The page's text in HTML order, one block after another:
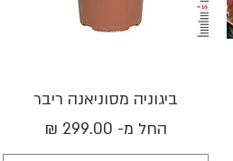
תצוגה מהירה
ביגוניה מסוניאנה ריבר
החל מ-
מחיר מבצע